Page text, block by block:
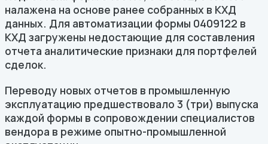
налажена на основе ранее собранных в КХД
данных. Для автоматизации формы 0409122 в
КХД загружены недостающие для составления
отчета аналитические признаки для портфелей
сделок.
Переводу новых отчетов в промышленную
эксплуатацию предшествовало 3 (три) выпуска
каждой формы в сопровождении специалистов
вендора в режиме опытно-промышленной